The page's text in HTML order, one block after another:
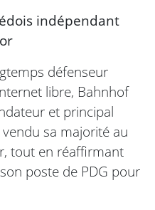
indépendant
défenseur
libre, Bahnhof
et principal
sa majorité au
tout en réaffirmant
poste de PDG pour